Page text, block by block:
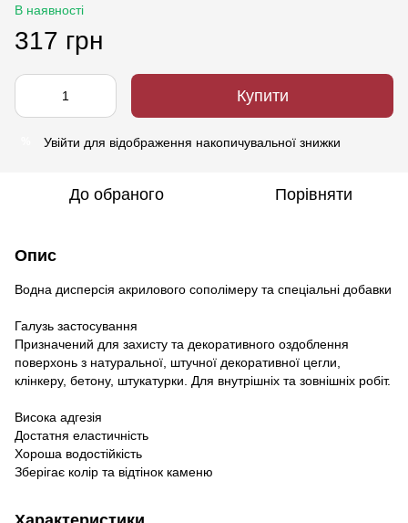
В наявності
317 грн
Купити
Увійти для відображення накопичувальної знижки
До обраного Порівняти
Опис
Водна дисперсія акрилового сополімеру та спеціальні добавки
Галузь застосування
Призначений для захисту та декоративного оздоблення
поверхонь з натуральної, штучної декоративної цегли,
клінкеру, бетону, штукатурки. Для внутрішніх та зовнішніх робіт.
Висока адгезія
Достатня еластичність
Хороша водостійкість
Зберігає колір та відтінок каменю